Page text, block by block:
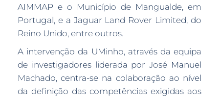
AIMMAP e o Município de Mangualde, em
Portugal, e a Jaguar Land Rover Limited, do
Reino Unido, entre outros.
A intervenção da UMinho, através da equipa
de investigadores liderada por José Manuel
Machado, centra-se na colaboração ao nível
da definição das competências exigidas aos